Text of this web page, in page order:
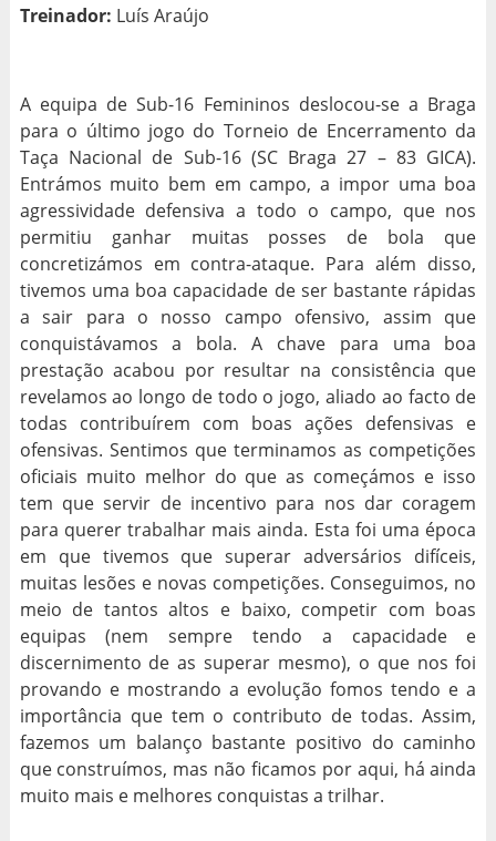
Treinador: Luís Araújo
A equipa de Sub-16 Femininos deslocou-se a Braga
para o último jogo do Torneio de Encerramento da
Taça Nacional de Sub-16 (SC Braga 27 – 83 GICA).
Entrámos muito bem em campo, a impor uma boa
agressividade defensiva a todo o campo, que nos
permitiu ganhar muitas posses de bola que
concretizámos em contra-ataque. Para além disso,
tivemos uma boa capacidade de ser bastante rápidas
a sair para o nosso campo ofensivo, assim que
conquistávamos a bola. A chave para uma boa
prestação acabou por resultar na consistência que
revelamos ao longo de todo o jogo, aliado ao facto de
todas contribuírem com boas ações defensivas e
ofensivas. Sentimos que terminamos as competições
oficiais muito melhor do que as começámos e isso
tem que servir de incentivo para nos dar coragem
para querer trabalhar mais ainda. Esta foi uma época
em que tivemos que superar adversários difíceis,
muitas lesões e novas competições. Conseguimos, no
meio de tantos altos e baixo, competir com boas
equipas (nem sempre tendo a capacidade e
discernimento de as superar mesmo), o que nos foi
provando e mostrando a evolução fomos tendo e a
importância que tem o contributo de todas. Assim,
fazemos um balanço bastante positivo do caminho
que construímos, mas não ficamos por aqui, há ainda
muito mais e melhores conquistas a trilhar.